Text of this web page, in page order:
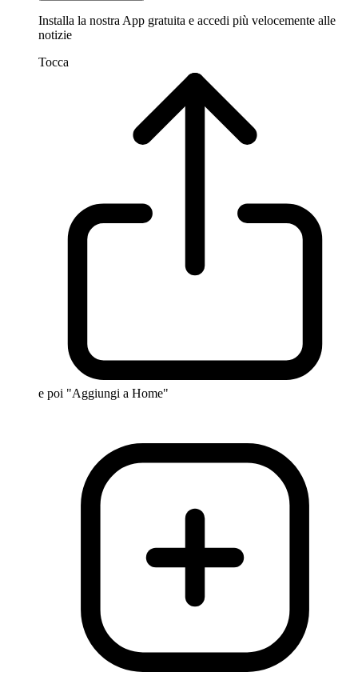
Installa la nostra App gratuita e accedi più velocemente alle
notizie
Tocca
e poi "Aggiungi a Home"